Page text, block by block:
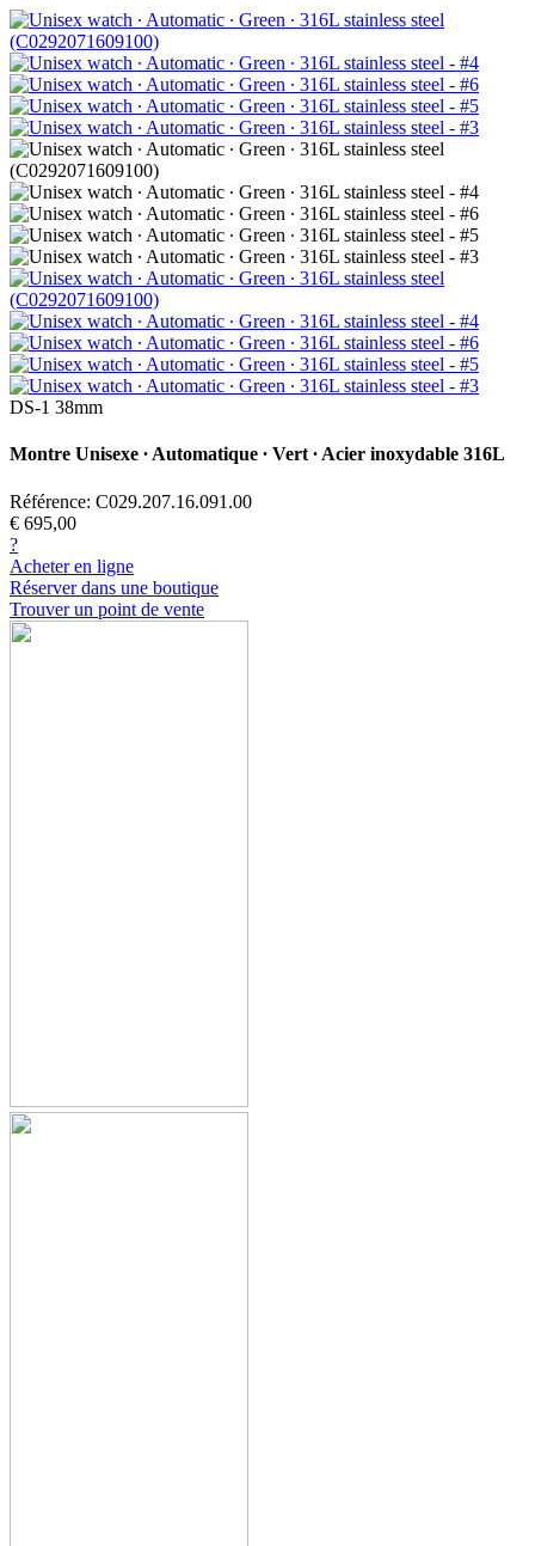
DS-1 38mm
Montre Unisexe ∙ Automatique ∙ Vert ∙ Acier inoxydable 316L
Référence: C029.207.16.091.00
€ 695,00
?
Acheter en ligne
Réserver dans une boutique
Trouver un point de vente